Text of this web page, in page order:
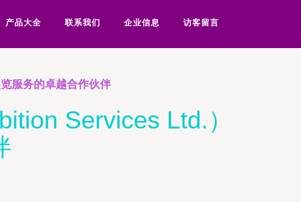
产品大全 联系我们 企业信息 访客留言
服务的卓越合作伙伴
Services Ltd.）